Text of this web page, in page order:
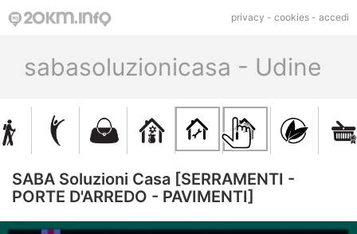
privacy - cookies - accedi
sabasoluzionicasa - Udine
SABA Soluzioni Casa [SERRAMENTI -
PORTE D'ARREDO - PAVIMENTI]